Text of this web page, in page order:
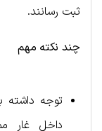
ثبت رسانند.
چند نکته مهم
توجه داشته
داخل غار